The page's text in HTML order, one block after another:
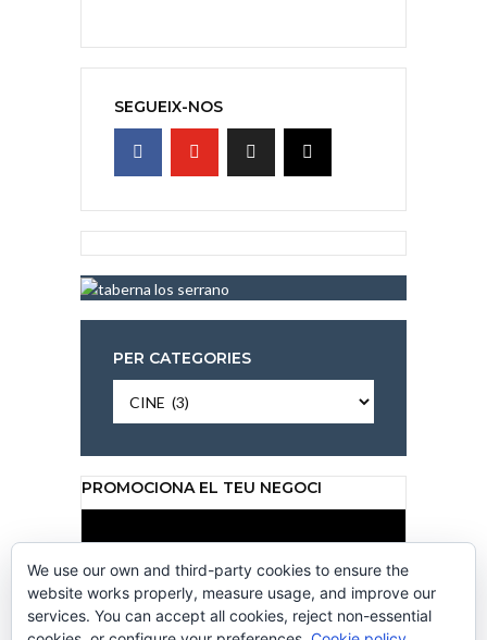
SEGUEIX-NOS
PER CATEGORIES
categories
PROMOCIONA EL TEU NEGOCI
de
vídeo
We use our own and third-party cookies to ensure the
website works properly, measure usage, and improve our
services. You can accept all cookies, reject non-essential